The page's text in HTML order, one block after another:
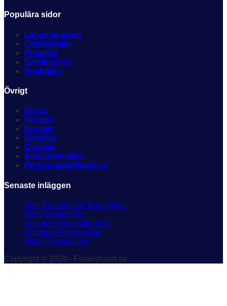
Populära sidor
Långeneratorn
Omstartslån
Privatlån
Samlingslån
Snabblån
Övrigt
Blogg
Om oss
Kontakt
Sitemap
Cookies
Användarvillkor
Personuppgiftspolicy
Senaste inläggen
Almi Företagslån Kundtjänst
Alla Företagslån
Ansök Företagslån Seb
Amortera Företagslån
Aktia Företagslån
Copyright © 2026 - Finansruset.se